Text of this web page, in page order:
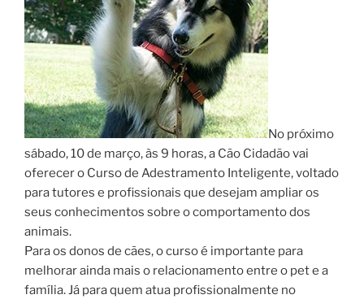
No próximo
sábado, 10 de março, às 9 horas, a Cão Cidadão vai
oferecer o Curso de Adestramento Inteligente, voltado
para tutores e profissionais que desejam ampliar os
seus conhecimentos sobre o comportamento dos
animais.
Para os donos de cães, o curso é importante para
melhorar ainda mais o relacionamento entre o pet e a
família. Já para quem atua profissionalmente no